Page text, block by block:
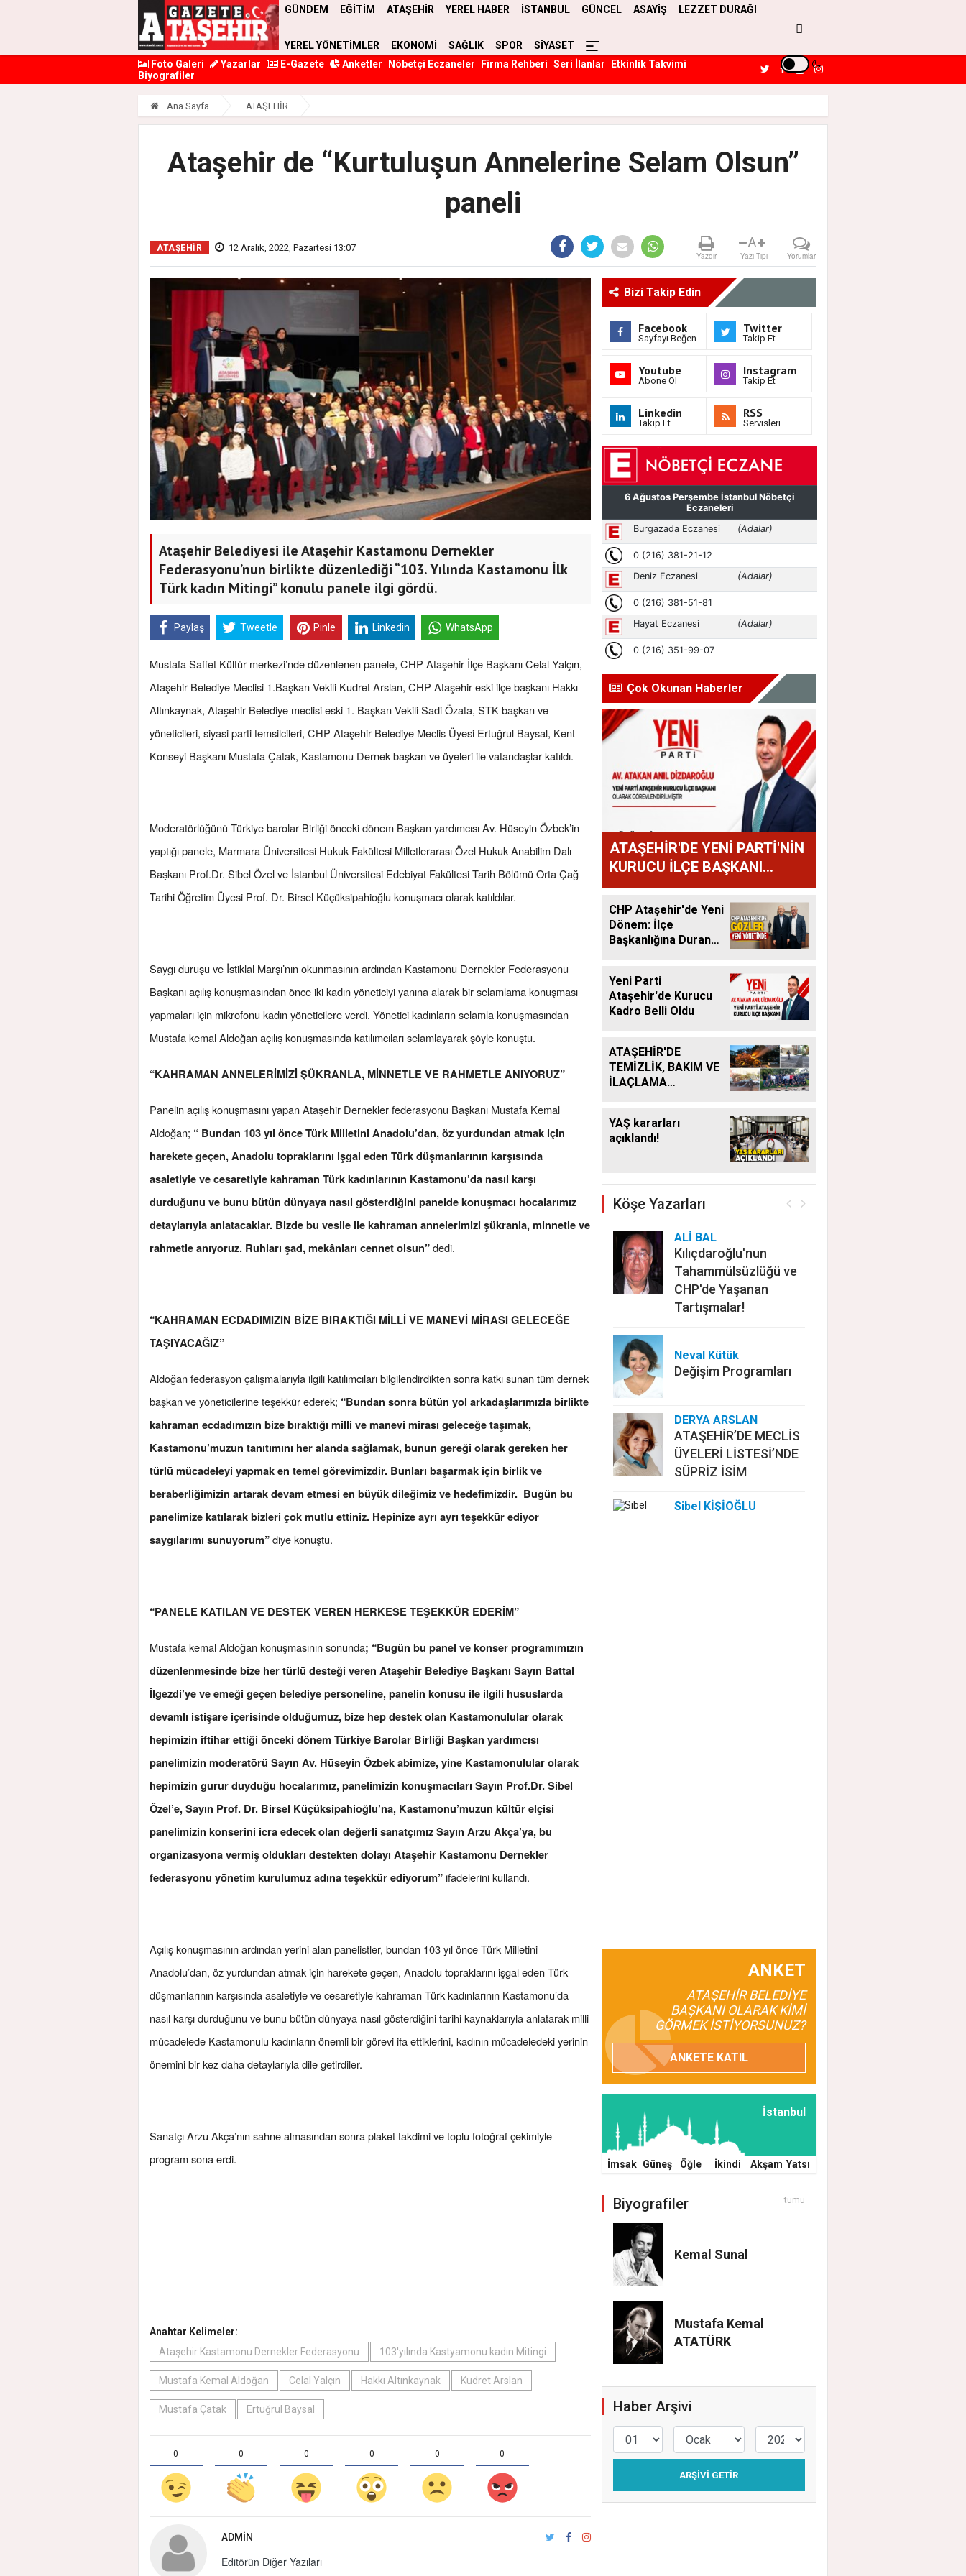
GÜNDEM EĞİTİM ATAŞEHİR YEREL HABER İSTANBUL GÜNCEL ASAYİŞ LEZZET DURAĞI
YEREL YÖNETİMLER EKONOMİ SAĞLIK SPOR
SİYASET
Foto Galeri
Yazarlar E-Gazete Anketler Nöbetçi Eczaneler Firma Rehberi Seri İlanlar
Etkinlik Takvimi
Biyografiler
Ana Sayfa ATAŞEHİR
Ataşehir de “Kurtuluşun Annelerine Selam Olsun”
paneli
ATAŞEHİR 12 Aralık, 2022, Pazartesi 13:07
Yazdır
A
Yazı Tipi Yorumlar
Ataşehir Belediyesi ile Ataşehir Kastamonu Dernekler
Federasyonu’nun birlikte düzenlediği “103. Yılında Kastamonu İlk
Türk kadın Mitingi” konulu panele ilgi gördü.
Paylaş Tweetle Pinle Linkedin WhatsApp
Mustafa Saffet Kültür merkezi’nde düzenlenen panele, CHP Ataşehir İlçe Başkanı Celal Yalçın,
Ataşehir Belediye Meclisi 1.Başkan Vekili Kudret Arslan, CHP Ataşehir eski ilçe başkanı Hakkı
Altınkaynak, Ataşehir Belediye meclisi eski 1. Başkan Vekili Sadi Özata, STK başkan ve
yöneticileri, siyasi parti temsilcileri, CHP Ataşehir Belediye Meclis Üyesi Ertuğrul Baysal, Kent
Konseyi Başkanı Mustafa Çatak, Kastamonu Dernek başkan ve üyeleri ile vatandaşlar katıldı.
Moderatörlüğünü Türkiye barolar Birliği önceki dönem Başkan yardımcısı Av. Hüseyin Özbek’in
yaptığı panele, Marmara Üniversitesi Hukuk Fakültesi Milletlerarası Özel Hukuk Anabilim Dalı
Başkanı Prof.Dr. Sibel Özel ve İstanbul Üniversitesi Edebiyat Fakültesi Tarih Bölümü Orta Çağ
Tarihi Öğretim Üyesi Prof. Dr. Birsel Küçüksipahioğlu konuşmacı olarak katıldılar.
Saygı duruşu ve İstiklal Marşı’nın okunmasının ardından Kastamonu Dernekler Federasyonu
Başkanı açılış konuşmasından önce iki kadın yöneticiyi yanına alarak bir selamlama konuşması
yapmaları için mikrofonu kadın yöneticilere verdi. Yönetici kadınların selamla konuşmasından
Mustafa kemal Aldoğan açılış konuşmasında katılımcıları selamlayarak şöyle konuştu.
“KAHRAMAN ANNELERİMİZİ ŞÜKRANLA, MİNNETLE VE RAHMETLE ANIYORUZ”
Panelin açılış konuşmasını yapan Ataşehir Dernekler federasyonu Başkanı Mustafa Kemal
Aldoğan; “ Bundan 103 yıl önce Türk Milletini Anadolu’dan, öz yurdundan atmak için
harekete geçen, Anadolu topraklarını işgal eden Türk düşmanlarının karşısında
asaletiyle ve cesaretiyle kahraman Türk kadınlarının Kastamonu’da nasıl karşı
durduğunu ve bunu bütün dünyaya nasıl gösterdiğini panelde konuşmacı hocalarımız
detaylarıyla anlatacaklar. Bizde bu vesile ile kahraman annelerimizi şükranla, minnetle ve
rahmetle anıyoruz. Ruhları şad, mekânları cennet olsun”dedi.
“KAHRAMAN ECDADIMIZIN BİZE BIRAKTIĞI MİLLİ VE MANEVİ MİRASI GELECEĞE
TAŞIYACAĞIZ”
Aldoğan federasyon çalışmalarıyla ilgili katılımcıları bilgilendirdikten sonra katkı sunan tüm dernek
başkan ve yöneticilerine teşekkür ederek; “Bundan sonra bütün yol arkadaşlarımızla birlikte
kahraman ecdadımızın bize bıraktığı milli ve manevi mirası geleceğe taşımak,
Kastamonu’muzun tanıtımını her alanda sağlamak, bunun gereği olarak gereken her
türlü mücadeleyi yapmak en temel görevimizdir. Bunları başarmak için birlik ve
beraberliğimizin artarak devam etmesi en büyük dileğimiz ve hedefimizdir. Bugün bu
panelimize katılarak bizleri çok mutlu ettiniz. Hepinize ayrı ayrı teşekkür ediyor
saygılarımı sunuyorum”diye konuştu.
“PANELE KATILAN VE DESTEK VEREN HERKESE TEŞEKKÜR EDERİM”
Mustafa kemal Aldoğan konuşmasının sonunda; “Bugün bu panel ve konser programımızın
düzenlenmesinde bize her türlü desteği veren Ataşehir Belediye Başkanı Sayın Battal
İlgezdi’ye ve emeği geçen belediye personeline, panelin konusu ile ilgili hususlarda
devamlı istişare içerisinde olduğumuz, bize hep destek olan Kastamonulular olarak
hepimizin iftihar ettiği önceki dönem Türkiye Barolar Birliği Başkan yardımcısı
panelimizin moderatörü Sayın Av. Hüseyin Özbek abimize, yine Kastamonulular olarak
hepimizin gurur duyduğu hocalarımız, panelimizin konuşmacıları Sayın Prof.Dr. Sibel
Özel’e, Sayın Prof. Dr. Birsel Küçüksipahioğlu’na, Kastamonu’muzun kültür elçisi
panelimizin konserini icra edecek olan değerli sanatçımız Sayın Arzu Akça’ya, bu
organizasyona vermiş oldukları destekten dolayı Ataşehir Kastamonu Dernekler
federasyonu yönetim kurulumuz adına teşekkür ediyorum”ifadelerini kullandı.
Açılış konuşmasının ardından yerini alan panelistler, bundan 103 yıl önce Türk Milletini
Anadolu’dan, öz yurdundan atmak için harekete geçen, Anadolu topraklarını işgal eden Türk
düşmanlarının karşısında asaletiyle ve cesaretiyle kahraman Türk kadınlarının Kastamonu’da
nasıl karşı durduğunu ve bunu bütün dünyaya nasıl gösterdiğini tarihi kaynaklarıyla anlatarak milli
mücadelede Kastamonulu kadınların önemli bir görevi ifa ettiklerini, kadının mücadeledeki yerinin
önemini bir kez daha detaylarıyla dile getirdiler.
Sanatçı Arzu Akça’nın sahne almasından sonra plaket takdimi ve toplu fotoğraf çekimiyle
program sona erdi.
Anahtar Kelimeler:
Ataşehir Kastamonu Dernekler Federasyonu
103'yılında Kastyamonu kadın Mitingi
Mustafa Kemal Aldoğan Celal Yalçın Hakkı Altınkaynak Kudret Arslan
Mustafa Çatak Ertuğrul Baysal
0 0 0 0 0 0
ADMIN
Editörün Diğer Yazıları
Bizi Takip Edin
Facebook
Sayfayı Beğen
Twitter
Takip Et
Youtube
Abone Ol
Instagram
Takip Et
Linkedin
Takip Et
RSS
Servisleri
Çok Okunan Haberler
ATAŞEHİR'DE YENİ PARTİ'NİN
KURUCU İLÇE BAŞKANI
ATAKAN ANIL DİZDAROĞLU
OLDU
CHP Ataşehir'de Yeni
Dönem: İlçe
Başkanlığına Duran
Yeni Parti
Ataşehir'de Kurucu
Kadro Belli Oldu
ATAŞEHİR'DE
TEMİZLİK, BAKIM VE
İLAÇLAMA
YAŞ kararları
açıklandı!
Köşe Yazarları
ALİ BAL
Kılıçdaroğlu'nun
Tahammülsüzlüğü ve
CHP'de Yaşanan
Tartışmalar!
Neval Kütük
Değişim Programları
DERYA ARSLAN
ATAŞEHİR’DE MECLİS
ÜYELERİ LİSTESİ’NDE
SÜPRİZ İSİM
Sibel KİŞİOĞLU
EUROVISION'DA
ANKET
ATAŞEHİR BELEDİYE
BAŞKANI OLARAK KİMİ
GÖRMEK İSTİYORSUNUZ?
ANKETE KATIL
İstanbul
İmsak Güneş Öğle İkindi Akşam Yatsı
Biyografiler tümü
Kemal Sunal
Mustafa Kemal
ATATÜRK
Haber Arşivi
ARŞIVI GETIR